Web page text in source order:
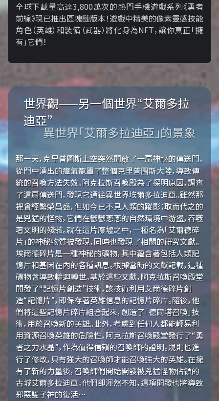
全球下載量高達3,800萬次的熱門手機遊戲系列《勇者
前線》現已推出區塊鏈版本！遊戲中精美的像素靈感技能
角色（英雄）和裝備（武器）將化身為NFT，讓你真正「擁​​
有」它們！
世界觀——另一個世界“艾爾多拉
迪亞”
異世界「艾爾多拉迪亞」的景象
那一天，克里普圖斯上空突然開啟了一扇神祕的傳送門。
從門中湧出的瘴氣籠罩了整個克里普圖斯大陸，導致傳
統的召喚方法失效。阿克拉斯召喚殿為了探明原因，調查
了這扇傳送門，發現它通往異世界埃爾多拉迪亞。雖然那
裡曾經繁榮昌盛，但如今已不見人類的蹤影；取而代之的
是兇猛的怪物，它們在鬱鬱蔥蔥的自然環境中游盪，吞噬
著文明的殘骸。就在這片廢墟之中，一種名為「艾爾德碎
片」的神秘物質被發現，同時也發現了相關的研究文獻。
埃爾德碎片是一種神秘的礦物，其中蘊含著包括人類記
憶片和基因在內的各種訊息。根據當時的文獻記載，這種
礦物會導致輪迴轉世。基於這些文獻，阿克拉斯召喚殿堂
開發了“記憶片創造”技術，該技術利用艾爾德碎片創
造“記憶片”，即保存著英雄信息的記憶片碎片。隨後，他
們將這些記憶片碎片組合起來，創造了「德爾塔召喚」技
術，用於召喚新的英雄。此外，考慮到任何人都能輕易利
用資源召喚英雄的危險性，阿克拉斯召喚殿堂發行了“勇
者之力水晶”，作為值得信賴的召喚師的證明。規則也進
行了修改，只有強大的召喚師才能召喚強大的英雄。在擁
有了新的力量後，召喚師們開始開發被兇猛怪物佔領的
古城艾爾多拉迪亞。他們卻渾然不知，這項開發也將導致
邪惡雙子神的復活…